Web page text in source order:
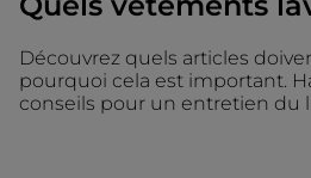
Découvrez quels articles
pourquoi cela est important.
conseils pour un entretien du